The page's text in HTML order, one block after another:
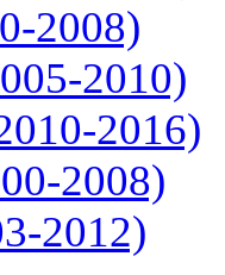
2008)
2010)
2016)
2008)
2012)